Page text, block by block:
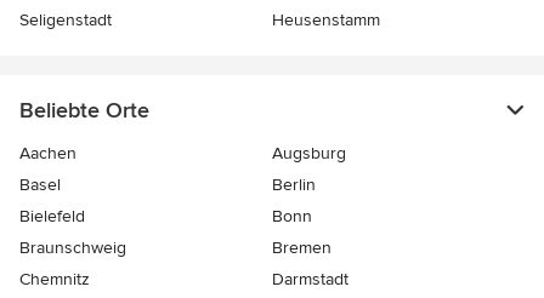
Seligenstadt
Heusenstamm
Beliebte Orte
Aachen
Augsburg
Basel
Berlin
Bielefeld
Bonn
Braunschweig
Bremen
Chemnitz
Darmstadt